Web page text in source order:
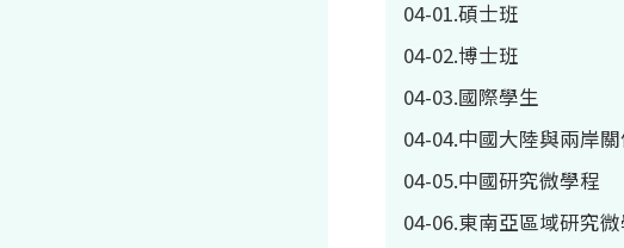
04-01.碩士班
04-02.博士班
04-03.國際學生
04-04.中國大陸與兩岸
04-05.中國研究微學程
04-06.東南亞區域研究